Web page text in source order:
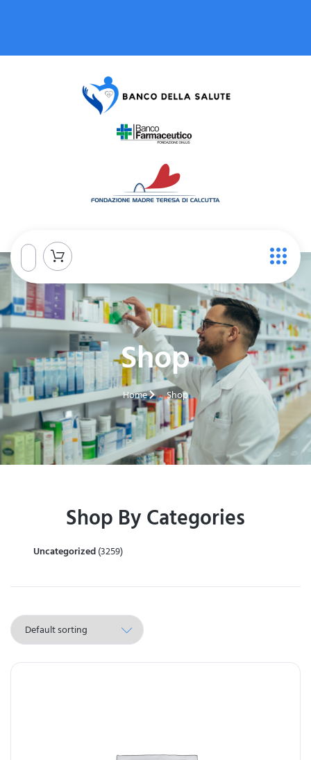
Shop
Home Shop
Shop By Categories
Uncategorized(3259)